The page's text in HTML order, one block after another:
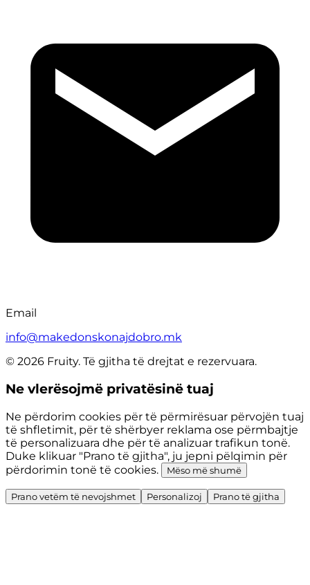
Email
info@makedonskonajdobro.mk
© 2026 Fruity. Të gjitha të drejtat e rezervuara.
Ne vlerësojmë privatësinë tuaj
Ne përdorim cookies për të përmirësuar përvojën tuaj
të shfletimit, për të shërbyer reklama ose përmbajtje
të personalizuara dhe për të analizuar trafikun tonë.
Duke klikuar "Prano të gjitha", ju jepni pëlqimin për
përdorimin tonë të cookies.
Mëso më shumë
Prano vetëm të nevojshmet Personalizoj Prano të gjitha